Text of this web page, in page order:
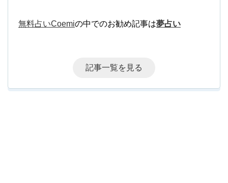
無料占いCoemiの中でのお勧め記事は夢占い
記事一覧を見る